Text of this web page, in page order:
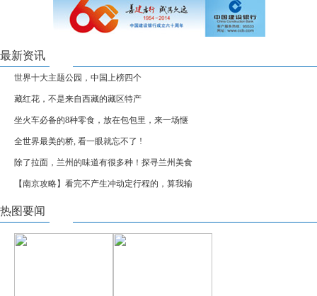
最新资讯
世界十大主题公园，中国上榜四个
藏红花，不是来自西藏的藏区特产
坐火车必备的8种零食，放在包包里，来一场惬
全世界最美的桥, 看一眼就忘不了 !
除了拉面，兰州的味道有很多种！探寻兰州美食
【南京攻略】看完不产生冲动定行程的，算我输
热图要闻